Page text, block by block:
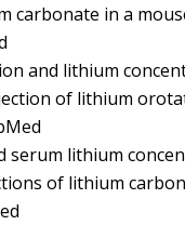
carbonate in a
and lithium
of lithium
serum lithium
of lithium